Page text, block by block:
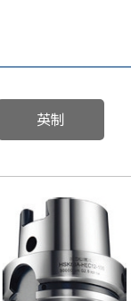
英制